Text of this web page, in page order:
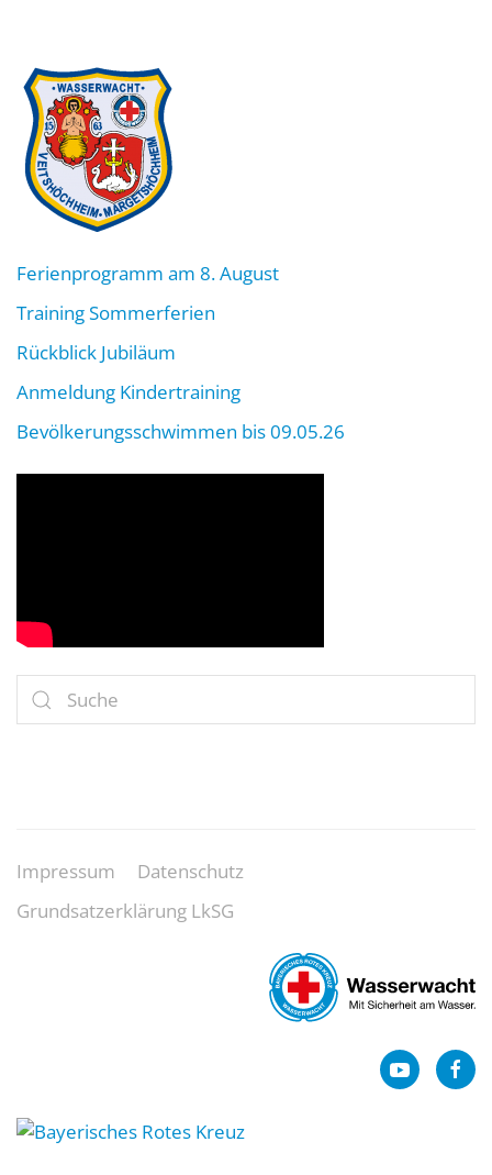
Ferienprogramm am 8. August
Training Sommerferien
Rückblick Jubiläum
Anmeldung Kindertraining
Bevölkerungsschwimmen bis 09.05.26
Impressum
Datenschutz
Grundsatzerklärung LkSG